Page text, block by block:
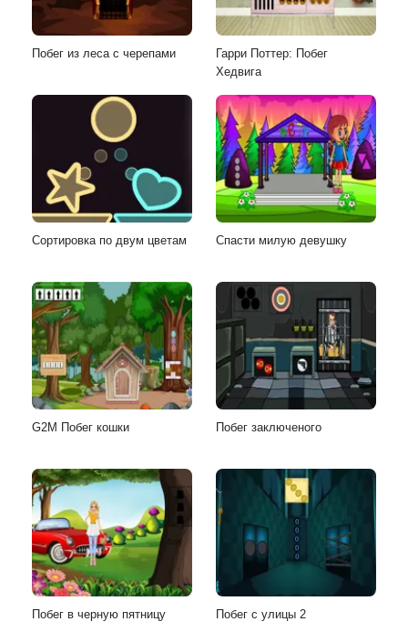
Побег из леса с черепами
Гарри Поттер: Побег
Хедвига
Сортировка по двум цветам Спасти милую девушку
G2M Побег кошки Побег заключеного
Побег в черную пятницу Побег с улицы 2